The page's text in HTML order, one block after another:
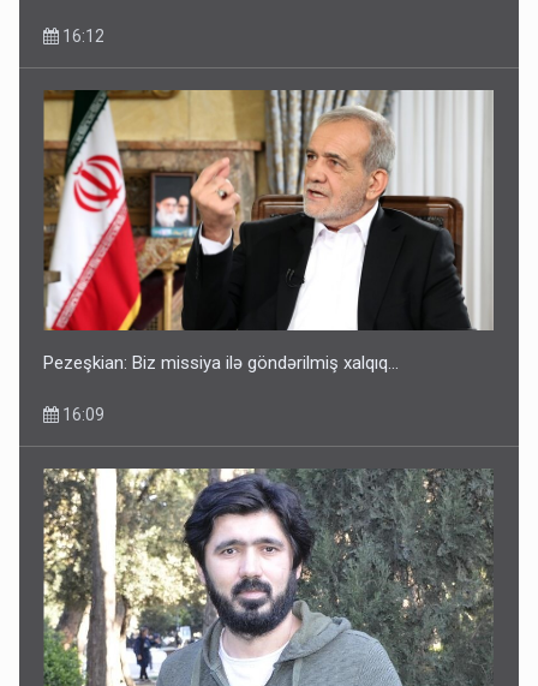
16:12
Pezeşkian: Biz missiya ilə göndərilmiş xalqıq...
16:09